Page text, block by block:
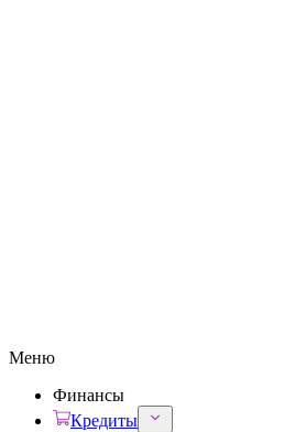
Меню
Финансы
Кредиты